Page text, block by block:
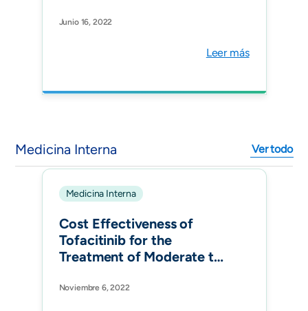
Junio 16, 2022
Leer más
Medicina Interna Ver todo
Medicina Interna
Cost Effectiveness of
Tofacitinib for the
Treatment of Moderate to
Colitis in Colombia.
Noviembre 6, 2022